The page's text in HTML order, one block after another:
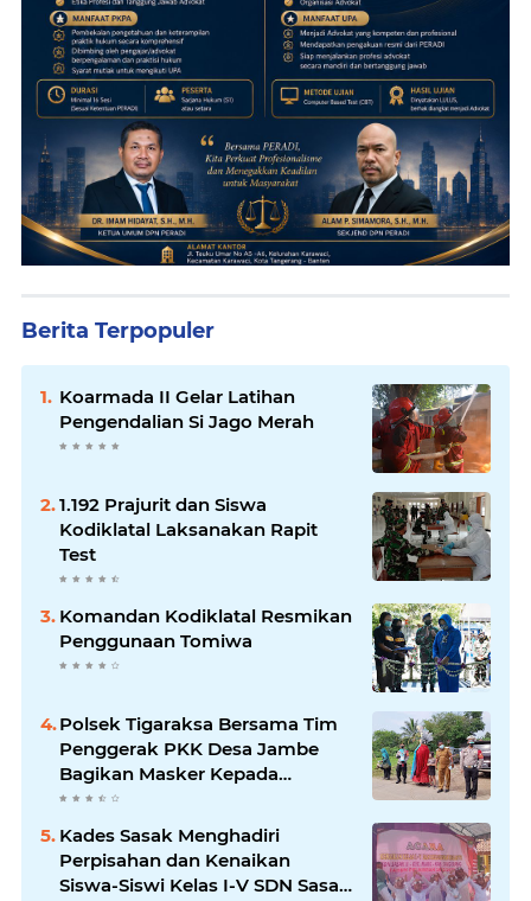
Berita Terpopuler
Koarmada II Gelar Latihan
Pengendalian Si Jago Merah
1.192 Prajurit dan Siswa
Kodiklatal Laksanakan Rapit
Test
Komandan Kodiklatal Resmikan
Penggunaan Tomiwa
Polsek Tigaraksa Bersama Tim
Penggerak PKK Desa Jambe
Bagikan Masker Kepada
Pengguna Jalan
Kades Sasak Menghadiri
Perpisahan dan Kenaikan
Siswa-Siswi Kelas I-V SDN Sasak